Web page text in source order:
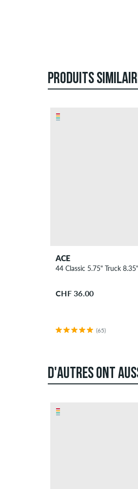
PRODUITS
ACE
44 Classic 5.75" Truck 8.35"
CHF 36.00
(65)
D'AUTRES ONT